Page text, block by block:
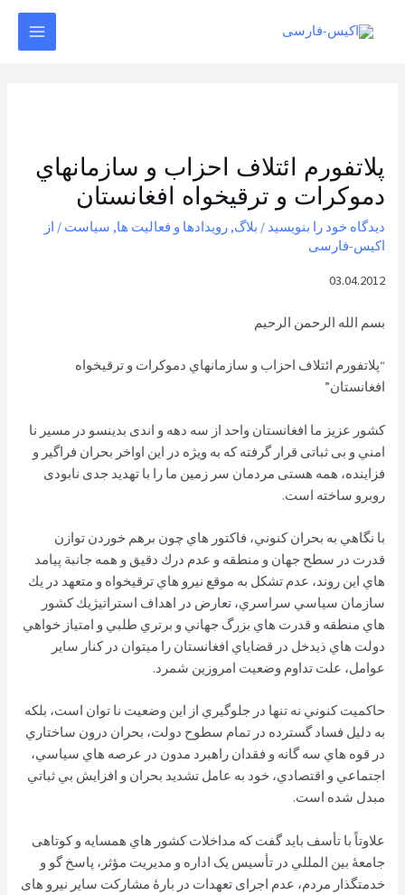
MAIN
پلاتفورم ائتلاف احزاب و سازمانهاي
دموكرات و ترقیخواه افغانستان
دیدگاه‌ خود را بنویسید / بلاگ,رویدادها و فعالیت ها, سیاست / از
اکیس-فارسی
03.04.2012
بسم الله الرحمن الرحیم
“پلاتفورم ائتلاف احزاب و سازمانهاي دموكرات و ترقیخواه
افغانستان”
کشور عزیز ما افغانستان واحد از سه دهه و اندی بدینسو در مسیر نا
امني و بی ثباتی قرار گرفته که به ویژه در این اواخر بحران فراگیر و
فزاینده، همه هستی مردمان سر زمین ما را با تهدید جدی نابودی
روبرو ساخته است.
با نگاهي به بحران كنوني، فاكتور هاي چون برهم خوردن توازن
قدرت در سطح جهان و منطقه و عدم درك دقيق و همه جانبة پيامد
هاي اين روند، عدم تشكل به موقع نيرو هاي ترقيخواه و متعهد در يك
سازمان سياسي سراسري، تعارض در اهداف استراتيژيك كشور
هاي منطقه و قدرت هاي بزرگ جهاني و برتري طلبي و امتياز خواهي
دولت هاي ذيدخل در قضاياي افغانستان را ميتوان در كنار ساير
عوامل، علت تداوم وضعيت امروزين شمرد.
حاكميت كنوني نه تنها در جلوگيري از اين وضعيت نا توان است، بلكه
به دليل فساد گسترده در تمام سطوح دولت، بحران درون ساختاري
در قوه هاي سه گانه و فقدان راهبرد مدون در عرصه هاي سياسي،
اجتماعي و اقتصادي، خود به عامل تشديد بحران و افزايش بي ثباتي
مبدل شده است.
علاوتاً با تأسف باید گفت که مداخلات كشور هاي همسايه و کوتاهی
جامعۀ بین المللي در تأسیس یک اداره و مدیریت مؤثر، پاسخ گو و
خدمتگذار مردم، عدم اجرای تعهدات در بارۀ مشارکت سایر نیرو های